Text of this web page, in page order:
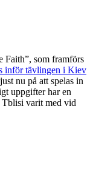
Faith”, som framförs
inför tävlingen i Kiev
nu på att spelas in
uppgifter har en
Tblisi varit med vid